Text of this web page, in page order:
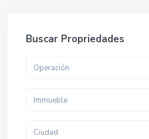
Buscar Propriedades
Operación
Immueble
Ciudad